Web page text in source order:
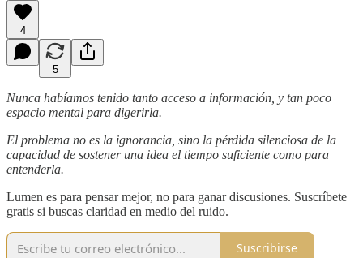
4
5
Nunca habíamos tenido tanto acceso a información, y tan poco
espacio mental para digerirla.
El problema no es la ignorancia, sino la pérdida silenciosa de la
capacidad de sostener una idea el tiempo suficiente como para
entenderla.
Lumen es para pensar mejor, no para ganar discusiones. Suscríbete
gratis si buscas claridad en medio del ruido.
Suscribirse